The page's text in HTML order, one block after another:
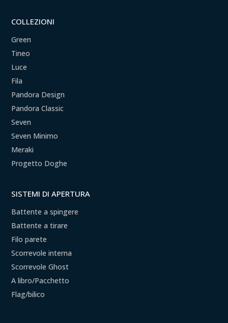
COLLEZIONI
Green
Tineo
Luce
Fila
Pandora Design
Pandora Classic
Seven
Seven Minimo
Meraki
Progetto Doghe
SISTEMI DI APERTURA
Battente a spingere
Battente a tirare
Filo parete
Scorrevole interna
Scorrevole Ghost
A libro/Pacchetto
Flag/bilico